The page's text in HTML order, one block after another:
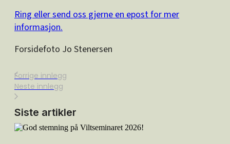
Ring eller send oss gjerne en epost for mer
informasjon.
Forsidefoto Jo Stenersen
Forrige innlegg
Neste innlegg
Siste artikler